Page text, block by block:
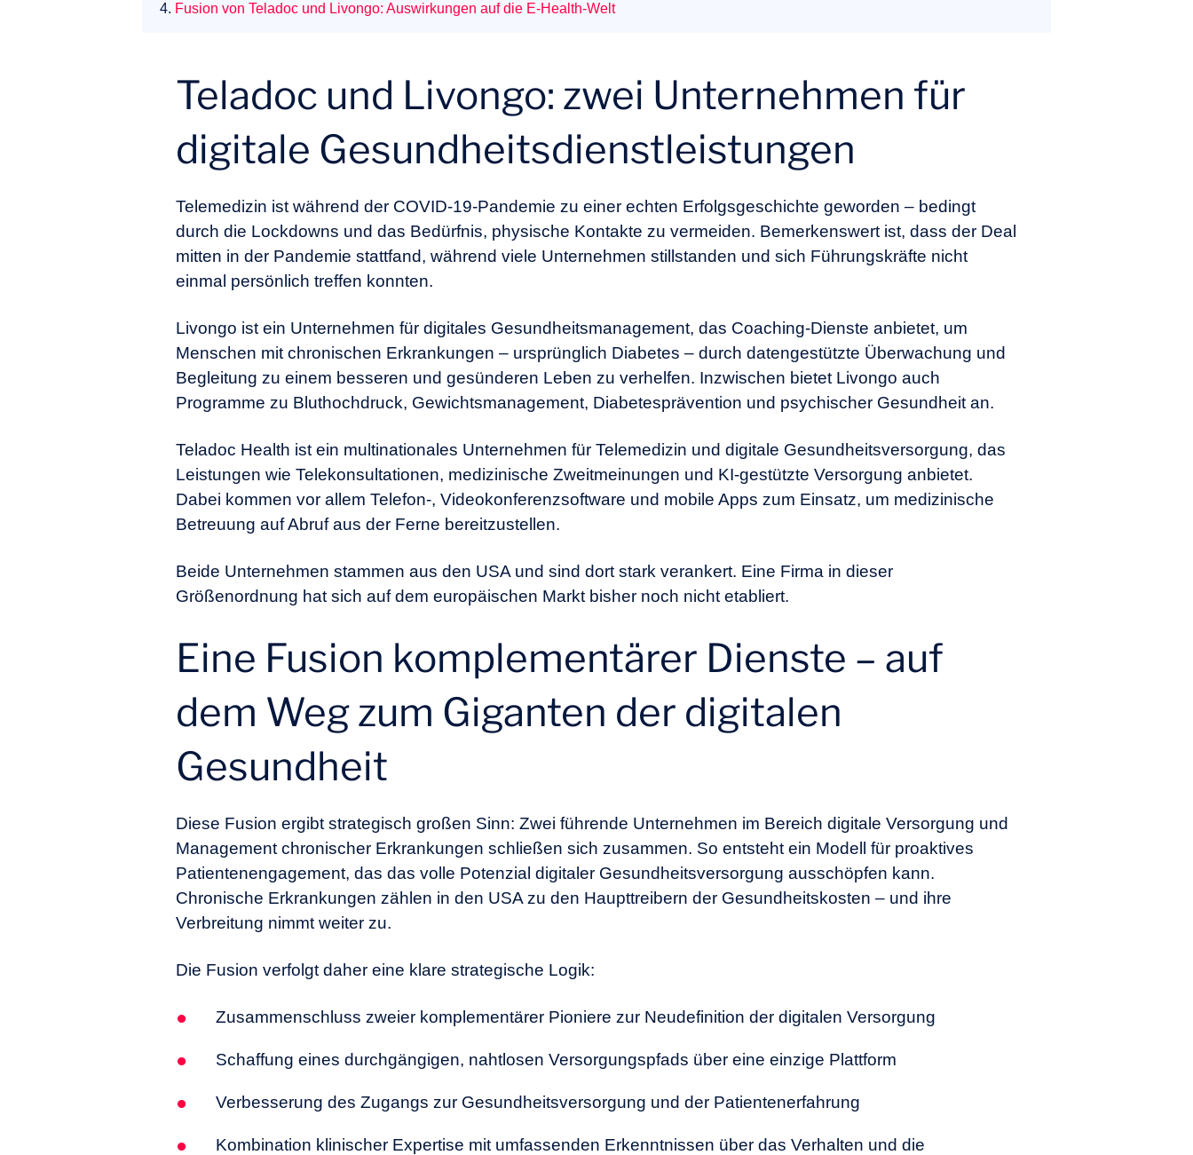
4. Fusion von Teladoc und Livongo: Auswirkungen auf die E-Health-Welt
Teladoc und Livongo: zwei Unternehmen für
digitale Gesundheitsdienstleistungen
Telemedizin ist während der COVID-19-Pandemie zu einer echten Erfolgsgeschichte geworden – bedingt
durch die Lockdowns und das Bedürfnis, physische Kontakte zu vermeiden. Bemerkenswert ist, dass der Deal
mitten in der Pandemie stattfand, während viele Unternehmen stillstanden und sich Führungskräfte nicht
einmal persönlich treffen konnten.
Livongo ist ein Unternehmen für digitales Gesundheitsmanagement, das Coaching-Dienste anbietet, um
Menschen mit chronischen Erkrankungen – ursprünglich Diabetes – durch datengestützte Überwachung und
Begleitung zu einem besseren und gesünderen Leben zu verhelfen. Inzwischen bietet Livongo auch
Programme zu Bluthochdruck, Gewichtsmanagement, Diabetesprävention und psychischer Gesundheit an.
Teladoc Health ist ein multinationales Unternehmen für Telemedizin und digitale Gesundheitsversorgung, das
Leistungen wie Telekonsultationen, medizinische Zweitmeinungen und KI-gestützte Versorgung anbietet.
Dabei kommen vor allem Telefon-, Videokonferenzsoftware und mobile Apps zum Einsatz, um medizinische
Betreuung auf Abruf aus der Ferne bereitzustellen.
Beide Unternehmen stammen aus den USA und sind dort stark verankert. Eine Firma in dieser
Größenordnung hat sich auf dem europäischen Markt bisher noch nicht etabliert.
Eine Fusion komplementärer Dienste – auf
dem Weg zum Giganten der digitalen
Gesundheit
Diese Fusion ergibt strategisch großen Sinn: Zwei führende Unternehmen im Bereich digitale Versorgung und
Management chronischer Erkrankungen schließen sich zusammen. So entsteht ein Modell für proaktives
Patientenengagement, das das volle Potenzial digitaler Gesundheitsversorgung ausschöpfen kann.
Chronische Erkrankungen zählen in den USA zu den Haupttreibern der Gesundheitskosten – und ihre
Verbreitung nimmt weiter zu.
Die Fusion verfolgt daher eine klare strategische Logik:
Zusammenschluss zweier komplementärer Pioniere zur Neudefinition der digitalen Versorgung
Schaffung eines durchgängigen, nahtlosen Versorgungspfads über eine einzige Plattform
Verbesserung des Zugangs zur Gesundheitsversorgung und der Patientenerfahrung
Kombination klinischer Expertise mit umfassenden Erkenntnissen über das Verhalten und die